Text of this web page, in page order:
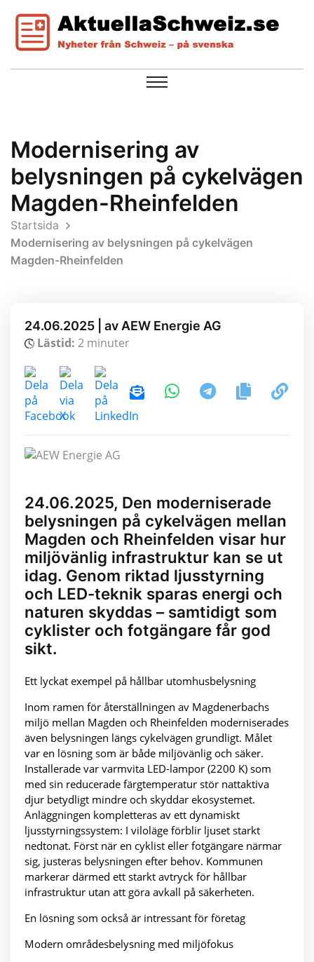
Modernisering av
belysningen på cykelvägen
Magden-Rheinfelden
Startsida
Modernisering av belysningen på cykelvägen
Magden-Rheinfelden
24.06.2025 | av AEW Energie AG
Lästid: 2 minuter
24.06.2025, Den moderniserade
belysningen på cykelvägen mellan
Magden och Rheinfelden visar hur
miljövänlig infrastruktur kan se ut
idag. Genom riktad ljusstyrning
och LED-teknik sparas energi och
naturen skyddas – samtidigt som
cyklister och fotgängare får god
sikt.
Ett lyckat exempel på hållbar utomhusbelysning
Inom ramen för återställningen av Magdenerbachs
miljö mellan Magden och Rheinfelden moderniserades
även belysningen längs cykelvägen grundligt. Målet
var en lösning som är både miljövänlig och säker.
Installerade var varmvita LED-lampor (2200 K) som
med sin reducerade färgtemperatur stör nattaktiva
djur betydligt mindre och skyddar ekosystemet.
Anläggningen kompletteras av ett dynamiskt
ljusstyrningssystem: I viloläge förblir ljuset starkt
nedtonat. Först när en cyklist eller fotgängare närmar
sig, justeras belysningen efter behov. Kommunen
markerar därmed ett starkt avtryck för hållbar
infrastruktur utan att göra avkall på säkerheten.
En lösning som också är intressant för företag
Modern områdesbelysning med miljöfokus